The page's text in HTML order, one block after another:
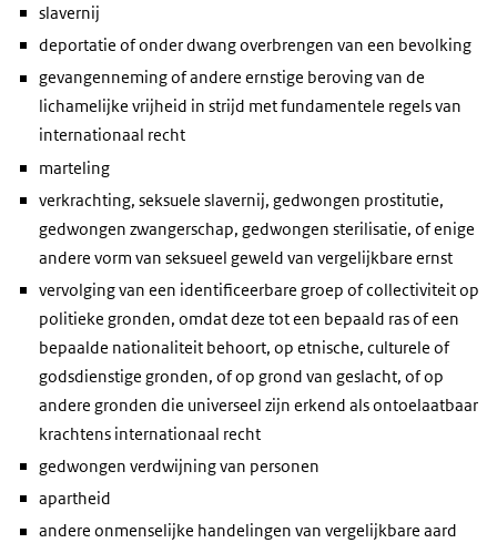
slavernij
deportatie of onder dwang overbrengen van een bevolking
gevangenneming of andere ernstige beroving van de
lichamelijke vrijheid in strijd met fundamentele regels van
internationaal recht
marteling
verkrachting, seksuele slavernij, gedwongen prostitutie,
gedwongen zwangerschap, gedwongen sterilisatie, of enige
andere vorm van seksueel geweld van vergelijkbare ernst
vervolging van een identificeerbare groep of collectiviteit op
politieke gronden, omdat deze tot een bepaald ras of een
bepaalde nationaliteit behoort, op etnische, culturele of
godsdienstige gronden, of op grond van geslacht, of op
andere gronden die universeel zijn erkend als ontoelaatbaar
krachtens internationaal recht
gedwongen verdwijning van personen
apartheid
andere onmenselijke handelingen van vergelijkbare aard